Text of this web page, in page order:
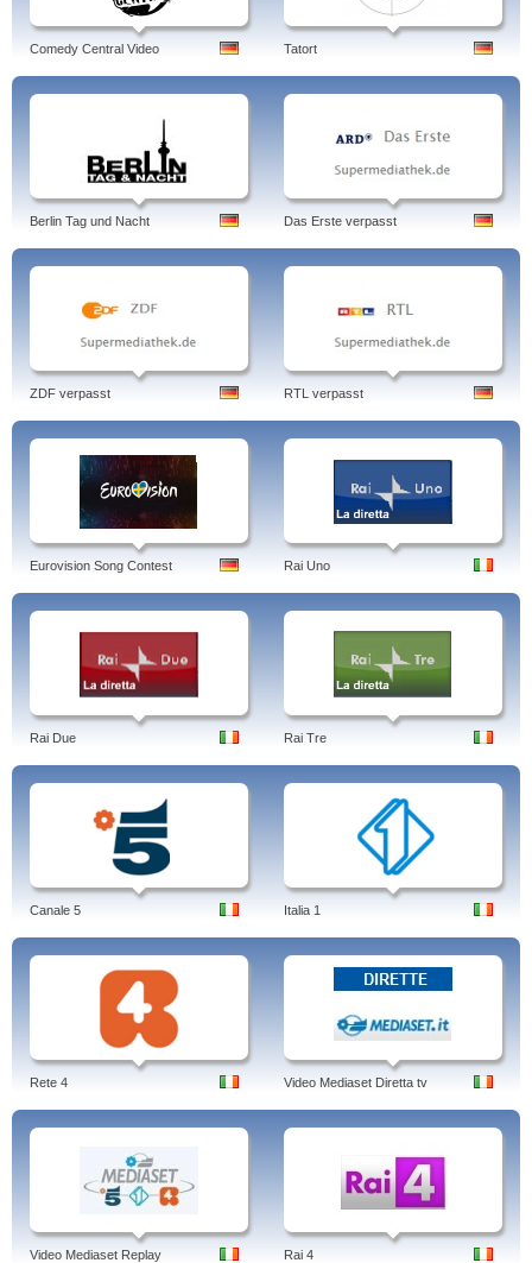
Comedy Central Video Tatort
Berlin Tag und Nacht Das Erste verpasst
ZDF verpasst RTL verpasst
Eurovision Song Contest Rai Uno
Rai Due Rai Tre
Canale 5 Italia 1
Rete 4 Video Mediaset Diretta tv
Video Mediaset Replay Rai 4